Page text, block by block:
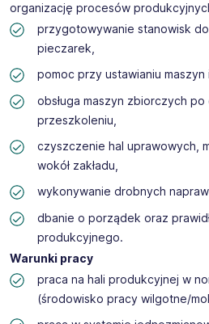
organizację procesów
przygotowywanie stanowisk
pieczarek,
pomoc przy ustawianiu maszyn
obsługa maszyn zbiorczych
przeszkoleniu,
czyszczenie hal uprawowych,
wokół zakładu,
wykonywanie drobnych
dbanie o porządek oraz
produkcyjnego.
Warunki pracy
praca na hali produkcyjnej w
(środowisko pracy wilgotne/